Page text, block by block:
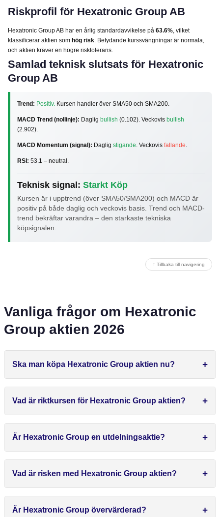
Riskprofil för Hexatronic Group AB
Hexatronic Group AB har en årlig standardavvikelse på 63.6% , vilket
klassificerar aktien som hög risk . Betydande kurssvängningar är normala,
och aktien kräver en högre risktolerans.
Samlad teknisk slutsats för Hexatronic
Group AB
Trend: Positiv. Kursen handler över SMA50 och SMA200.
MACD Trend (nollinje): Daglig bullish (0.102). Veckovis bullish
(2.902).
MACD Momentum (signal): Daglig stigande . Veckovis fallande
RSI: 53.1 – neutral.
Teknisk signal: Starkt Köp
Kursen är i upptrend (över SMA50/SMA200) och MACD är
positiv på både daglig och veckovis basis. Trend och MACD-
trend bekräftar varandra – den starkaste tekniska
köpsignalen.
↑ Tillbaka till navigering
Vanliga frågor om Hexatronic
Group aktien 2026
Ska man köpa Hexatronic Group aktien nu?
Vad är riktkursen för Hexatronic Group aktien?
Är Hexatronic Group en utdelningsaktie?
Vad är risken med Hexatronic Group aktien?
Är Hexatronic Group övervärderad?